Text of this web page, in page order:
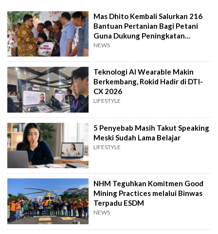
Mas Dhito Kembali Salurkan 216
Bantuan Pertanian Bagi Petani
Guna Dukung Peningkatan
Produksi
NEWS
Teknologi AI Wearable Makin
Berkembang, Rokid Hadir di DTI-
CX 2026
LIFESTYLE
5 Penyebab Masih Takut Speaking
Meski Sudah Lama Belajar
LIFESTYLE
NHM Teguhkan Komitmen Good
Mining Practices melalui Binwas
Terpadu ESDM
NEWS